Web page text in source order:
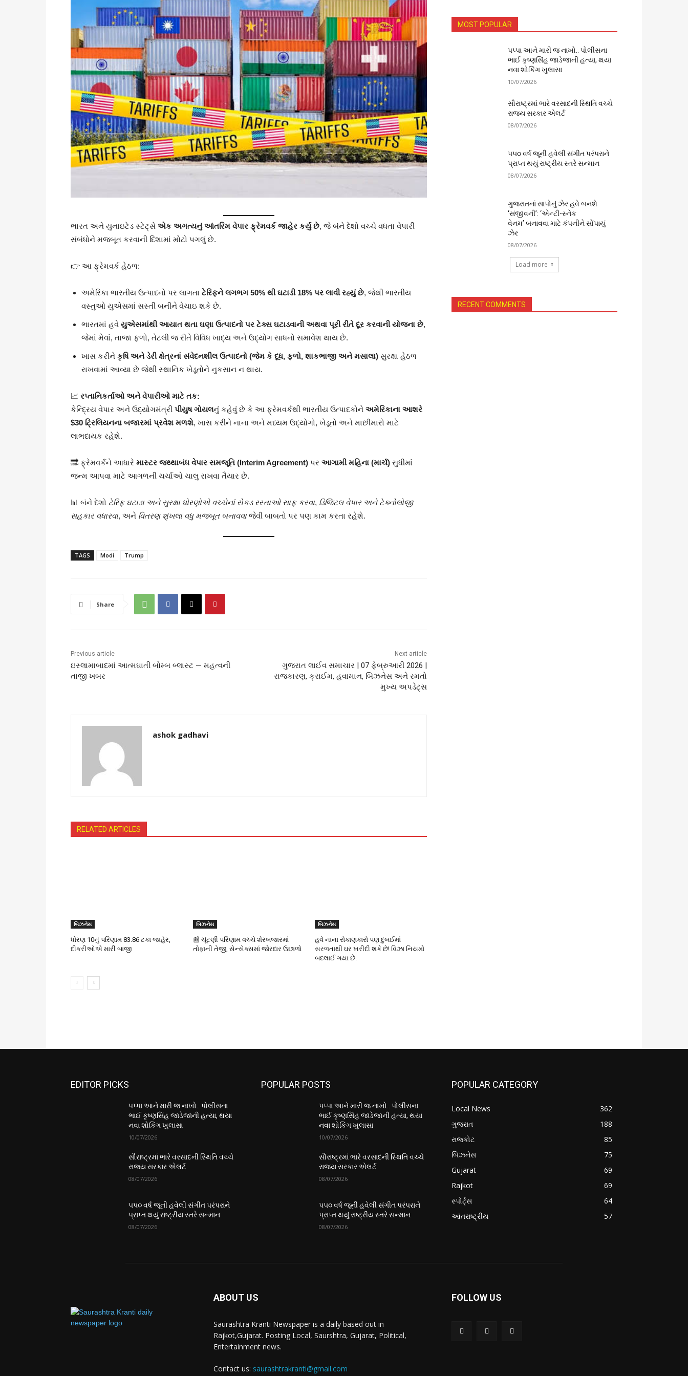
ભારત અને યુનાઇટેડ સ્ટેટ્સે એક અગત્યનું આંતરિમ વેપાર ફ્રેમવર્ક જાહેર કર્યું છે, જે બંને દેશો વચ્ચે વધતા વેપારી
સંબંધોને મજબૂત કરવાની દિશામાં મોટો પગલું છે.
👉 આ ફ્રેમવર્ક હેઠળ:
અમેરિકા ભારતીય ઉત્પાદનો પર લાગતા ટેરિફને લગભગ 50% થી ઘટાડી 18% પર લાવી રહ્યું છે, જેથી ભારતીય
વસ્તુઓ યુએસમાં સસ્તી બનીને વેચાઇ શકે છે.
ભારતમાં હવે યુએસમાંથી આયાત થતા ઘણા ઉત્પાદનો પર ટેક્સ ઘટાડવાની અથવા પૂરી રીતે દૂર કરવાની યોજના છે,
જેમાં મેવાં, તાજા ફળો, તેટલી જ રીતે વિવિધ ખાદ્ય અને ઉદ્યોગ સાધનો સમાવેશ થાય છે.
ખાસ કરીને કૃષિ અને ડેરી ક્ષેત્રનાં સંવેદનશીલ ઉત્પાદનો (જેમ કે દૂધ, ફળો, શાકભાજી અને મસાલા) સુરક્ષા હેઠળ
રાખવામાં આવ્યા છે જેથી સ્થાનિક ખેડૂતોને નુકસાન ન થાય.
📈 રપ્તાનિકર્તાઓ અને વેપારીઓ માટે તક:
કેન્દ્રિય વેપાર અને ઉદ્યોગમંત્રી પીયુષ ગોયલનું કહેવું છે કે આ ફ્રેમવર્કથી ભારતીય ઉત્પાદકોને અમેરિકાના આશરે
$30 ટ્રિલિયનના બજારમાં પ્રવેશ મળશે, ખાસ કરીને નાના અને મધ્યમ ઉદ્યોગો, ખેડૂતો અને માછીમારો માટે
લાભદાયક રહેશે.
🔜 ફ્રેમવર્કને આધારે માસ્ટર જથ્થાબંધ વેપાર સમજૂતિ (Interim Agreement) પર આગામી મહિના (માર્ચ) સુધીમાં
જન્મ આપવા માટે આગળની ચર્ચાઓ ચાલુ રાખવા તૈયાર છે.
📊 બંને દેશો ટેરિફ ઘટાડા અને સુરક્ષા ધોરણોએ વચ્ચેનાં રોકડ રસ્તાઓ સાફ કરવા, ડિજિટલ વેપાર અને ટેક્નોલોજી
સહકાર વધારવા, અને વિતરણ શૃંખલા વધુ મજબૂત બનાવવા જેવી બાબતો પર પણ કામ કરતા રહેશે.
TAGS Modi Trump
Share
Previous article
ઇસ્લામાબાદમાં આત્મઘાતી બોમ્બ બ્લાસ્ટ — મહત્વની
તાજી ખબર
Next article
ગુજરાત લાઈવ સમાચાર | 07 ફેબ્રુઆરી 2026 |
રાજકારણ, ક્રાઈમ, હવામાન, બિઝનેસ અને રમતો
મુખ્ય અપડેટ્સ
ashok gadhavi
RELATED ARTICLES
બિઝનેસ
ધોરણ 10નું પરિણામ 83.86 ટકા જાહેર,
દીકરીઓએ મારી બાજી
બિઝનેસ
📰 ચૂંટણી પરિણામ વચ્ચે શેરબજારમાં
તોફાની તેજી, સેન્સેક્સમાં જોરદાર ઉછાળો
બિઝનેસ
હવે નાના રોકાણકારો પણ દુબઈમાં
સરળતાથી ઘર ખરીદી શકે છે! વિઝા નિયમો
બદલાઈ ગયા છે.
MOST POPULAR
પપ્પા આને મારી જ નાખો.. પોલીસના
ભાઈ કૃષ્ણસિંહ જાડેજાની હત્યા, થયા
નવા શોકિંગ ખુલાસા
10/07/2026
સૌરાષ્ટ્રમાં ભારે વરસાદની સ્થિતિ વચ્ચે
રાજ્ય સરકાર એલર્ટ
08/07/2026
૫૫૦ વર્ષ જૂની હવેલી સંગીત પરંપરાને
પ્રાપ્ત થયું રાષ્ટ્રીય સ્તરે સન્માન
08/07/2026
ગુજરાતનાં સાપોનું ઝેર હવે બનશે
‘સંજીવની’: ‘એન્ટી-સ્નેક
વેનમ’ બનાવવા માટે કંપનીને સોંપાયું
ઝેર
08/07/2026
Load more
RECENT COMMENTS
EDITOR PICKS
પપ્પા આને મારી જ નાખો.. પોલીસના
ભાઈ કૃષ્ણસિંહ જાડેજાની હત્યા, થયા
નવા શોકિંગ ખુલાસા
10/07/2026
સૌરાષ્ટ્રમાં ભારે વરસાદની સ્થિતિ વચ્ચે
રાજ્ય સરકાર એલર્ટ
08/07/2026
૫૫૦ વર્ષ જૂની હવેલી સંગીત પરંપરાને
પ્રાપ્ત થયું રાષ્ટ્રીય સ્તરે સન્માન
08/07/2026
POPULAR POSTS
પપ્પા આને મારી જ નાખો.. પોલીસના
ભાઈ કૃષ્ણસિંહ જાડેજાની હત્યા, થયા
નવા શોકિંગ ખુલાસા
10/07/2026
સૌરાષ્ટ્રમાં ભારે વરસાદની સ્થિતિ વચ્ચે
રાજ્ય સરકાર એલર્ટ
08/07/2026
૫૫૦ વર્ષ જૂની હવેલી સંગીત પરંપરાને
પ્રાપ્ત થયું રાષ્ટ્રીય સ્તરે સન્માન
08/07/2026
POPULAR CATEGORY
Local News
362
ગુજરાત
188
રાજકોટ
85
બિઝનેસ
75
Gujarat
69
Rajkot
69
સ્પોર્ટ્સ
64
આંતરાષ્ટ્રીય
57
ABOUT US
Saurashtra Kranti Newspaper is a daily based out in
Rajkot,Gujarat. Posting Local, Saurshtra, Gujarat, Political,
Entertainment news.
Contact us: saurashtrakranti@gmail.com
FOLLOW US